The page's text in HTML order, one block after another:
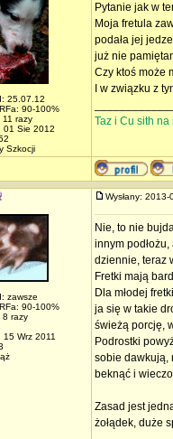
25.07.12
90-100%
11 razy
01 Sie 2012
Szkocji
Pytanie jak w
Moja fretula
podała jej
już nie
Czy ktoś może
I w związku z
Taz i Cu sith na
zawsze
90-100%
8 razy
15 Wrz 2011
Wysłany:
Nie, to nie
innym
dziennie, teraz
Fretki mają
Dla młodej
ja się w takie
świeżą porcję,
Podrostki
sobie dawkują,
beknąć i
Zasad jest
żołądek, duże